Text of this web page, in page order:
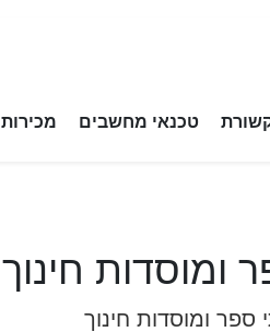
טכנאי מחשבים מכירות
חינוך
ומוסדות חינוך